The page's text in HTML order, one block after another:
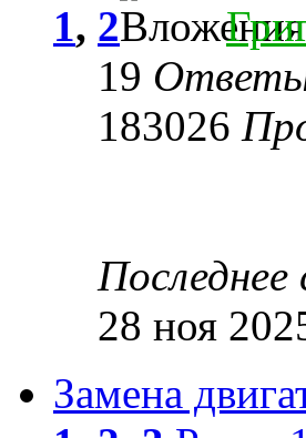
1, 2
19
183026
28 ноя
Замена